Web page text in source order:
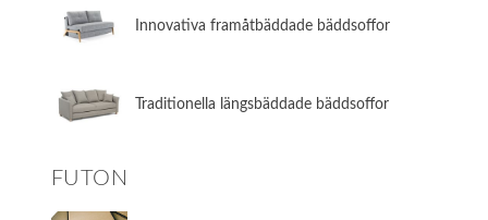
​Innovativa framåtbäddade bäddsoffor
​Traditionella längsbäddade bäddsoffor
FUTON